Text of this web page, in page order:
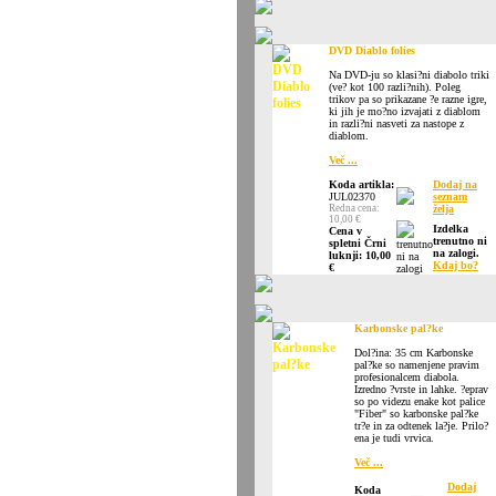
DVD Diablo folies
Na DVD-ju so klasi?ni diabolo triki
(ve? kot 100 razli?nih). Poleg
trikov pa so prikazane ?e razne igre,
ki jih je mo?no izvajati z diablom
in razli?ni nasveti za nastope z
diablom.
Več ...
Koda artikla:
JUL02370
Redna cena:
10,00 €
Cena v
spletni Črni
luknji: 10,00
€
Dodaj na
seznam
želja
Izdelka
trenutno ni
na zalogi.
Kdaj bo?
Karbonske pal?ke
Dol?ina: 35 cm Karbonske
pal?ke so namenjene pravim
profesionalcem diabola.
Izredno ?vrste in lahke. ?eprav
so po videzu enake kot palice
"Fiber" so karbonske pal?ke
tr?e in za odtenek la?je. Prilo?
ena je tudi vrvica.
Več ...
Koda
Dodaj